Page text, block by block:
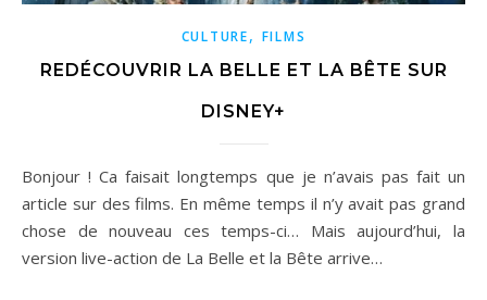
CULTURE, FILMS
REDÉCOUVRIR LA BELLE ET LA BÊTE SUR
DISNEY+
Bonjour ! Ca faisait longtemps que je n’avais pas fait un
article sur des films. En même temps il n’y avait pas grand
chose de nouveau ces temps-ci… Mais aujourd’hui, la
version live-action de La Belle et la Bête arrive…